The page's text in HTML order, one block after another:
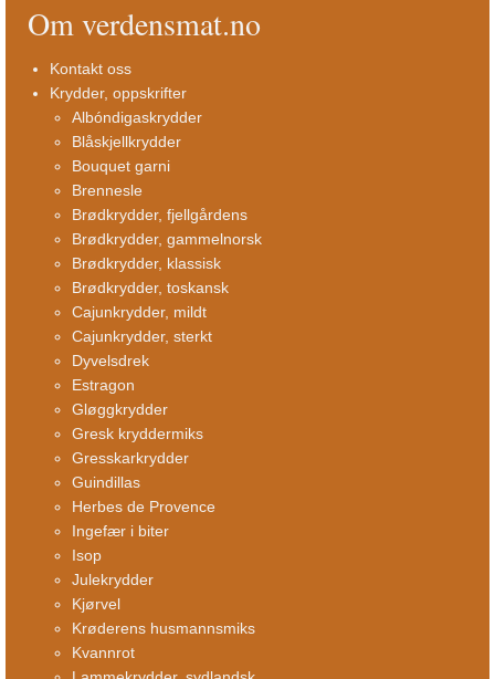
Om verdensmat.no
Kontakt oss
Krydder, oppskrifter
Albóndigaskrydder
Blåskjellkrydder
Bouquet garni
Brennesle
Brødkrydder, fjellgårdens
Brødkrydder, gammelnorsk
Brødkrydder, klassisk
Brødkrydder, toskansk
Cajunkrydder, mildt
Cajunkrydder, sterkt
Dyvelsdrek
Estragon
Gløggkrydder
Gresk kryddermiks
Gresskarkrydder
Guindillas
Herbes de Provence
Ingefær i biter
Isop
Julekrydder
Kjørvel
Krøderens husmannsmiks
Kvannrot